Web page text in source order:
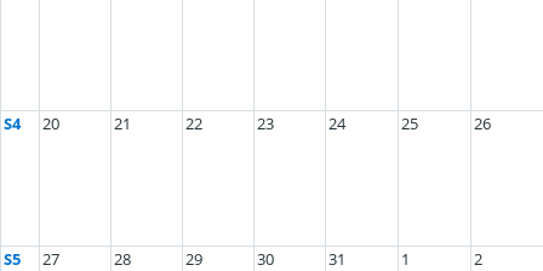
S4 20 21 22 23 24 25 26
S5 27 28 29 30 31 1 2